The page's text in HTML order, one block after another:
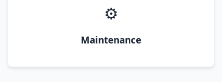
⚙️
Maintenance